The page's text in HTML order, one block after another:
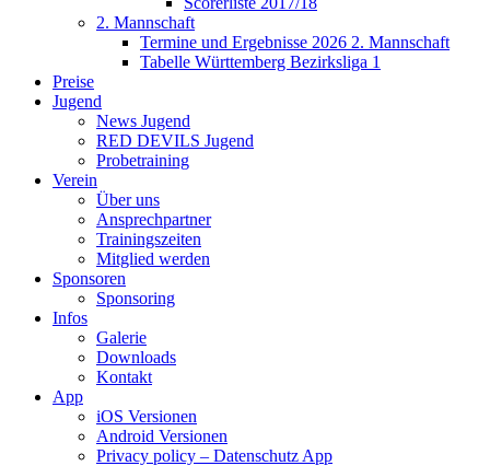
2. Mannschaft
Termine und Ergebnisse 2026 2. Mannschaft
Tabelle Württemberg Bezirksliga 1
Preise
Jugend
News Jugend
RED DEVILS Jugend
Probetraining
Verein
Über uns
Ansprechpartner
Trainingszeiten
Mitglied werden
Sponsoren
Sponsoring
Infos
Galerie
Downloads
Kontakt
App
iOS Versionen
Android Versionen
Privacy policy – Datenschutz App